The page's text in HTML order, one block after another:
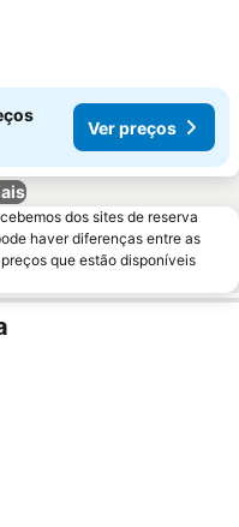
Ver preços
dos sites de reserva
haver diferenças entre as
que estão disponíveis